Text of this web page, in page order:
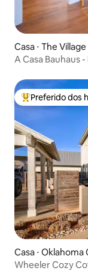
Casa ⋅ The Village
A Casa Bauhaus
Entre os
Preferido dos
Casa ⋅ Oklahoma
Wheeler Cozy